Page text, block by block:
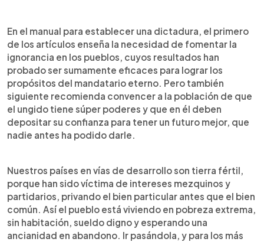
Escuchar artículo
En el manual para establecer una dictadura, el primero
de los artículos enseña la necesidad de fomentar la
ignorancia en los pueblos, cuyos resultados han
probado ser sumamente eficaces para lograr los
propósitos del mandatario eterno. Pero también
siguiente recomienda convencer a la población de que
el ungido tiene súper poderes y que en él deben
depositar su confianza para tener un futuro mejor, que
nadie antes ha podido darle.
Nuestros países en vías de desarrollo son tierra fértil,
porque han sido víctima de intereses mezquinos y
partidarios, privando el bien particular antes que el bien
común. Así el pueblo está viviendo en pobreza extrema,
sin habitación, sueldo digno y esperando una
ancianidad en abandono. Ir pasándola, y para los más